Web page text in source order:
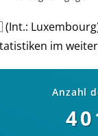
im
Anzahl